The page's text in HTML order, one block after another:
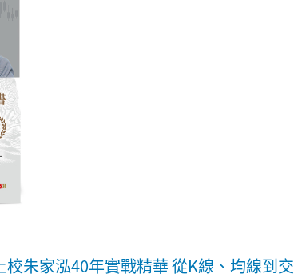
校朱家泓40年實戰精華 從K線、均線到交